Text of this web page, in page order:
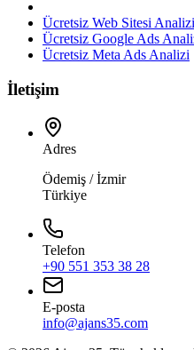
Ücretsiz Web Sitesi Analizi
Ücretsiz Google Ads
Ücretsiz Meta Ads Analizi
İletişim
Adres
Ödemiş / İzmir
Türkiye
Telefon
+90 551 353 38 28
E-posta
info@ajans35.com